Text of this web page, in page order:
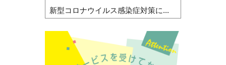
新型コロナウイルス感染症対策に...